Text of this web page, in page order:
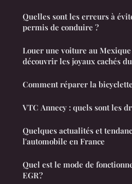
Quelles sont les erreurs à
permis de conduire ?
Louer une voiture au
découvrir les joyaux cachés
Comment réparer la
VTC Annecy : quels sont les
Quelques actualités et
l'automobile en France
Quel est le mode de
EGR ?